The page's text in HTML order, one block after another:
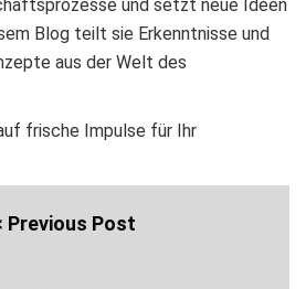
und setzt neue Ideen
Blog teilt sie Erkenntnisse und
aus der Welt des
frische Impulse für Ihr
Previous Post